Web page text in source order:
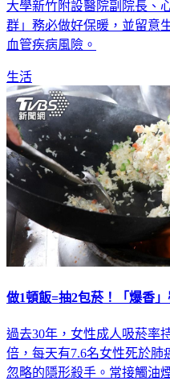
群」務必做好保暖，並留意
血管疾病風險。
倍，每天有7.6名女性死於肺
忽略的隱形殺手。常接觸油
害？用氣炸鍋要開抽油煙機